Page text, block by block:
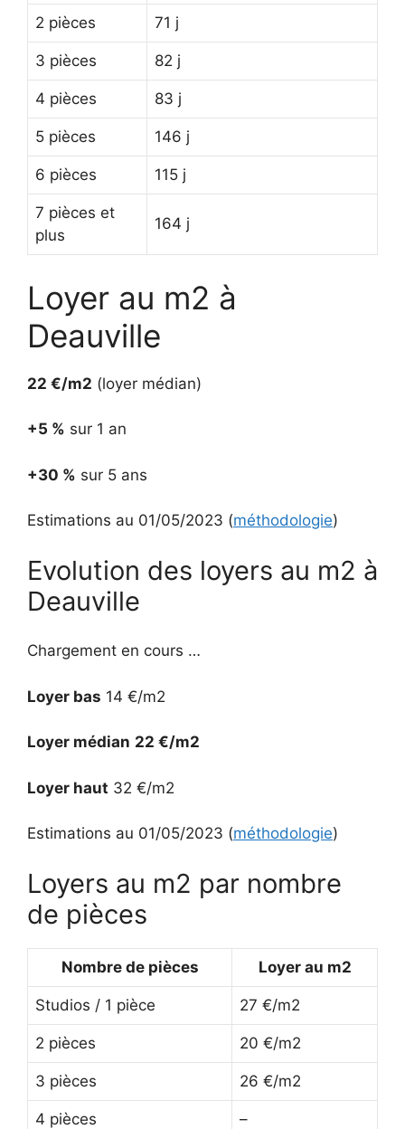
2 pièces 71 j
3 pièces 82 j
4 pièces 83 j
5 pièces 146 j
6 pièces 115 j
7 pièces et
plus
164 j
Loyer au m2 à
Deauville
22 €/m2 (loyer médian)
+5 % sur 1 an
+30 % sur 5 ans
Estimations au 01/05/2023 (méthodologie)
Evolution des loyers au m2 à
Deauville
Chargement en cours …
Loyer bas 14 €/m2
Loyer médian 22 €/m2
Loyer haut 32 €/m2
Estimations au 01/05/2023 (méthodologie)
Loyers au m2 par nombre
de pièces
Nombre de pièces Loyer au m2
Studios / 1 pièce 27 €/m2
2 pièces 20 €/m2
3 pièces 26 €/m2
4 pièces –